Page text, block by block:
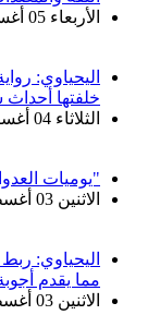
الأربعاء 05 أغسطس 2026
اليحياوي:
خلفتها أحداث
الثلاثاء 04 أغسطس 2026
"يوميات
الاثنين 03 أغسطس 2026
اليحياوي:
مما يقدم
الاثنين 03 أغسطس 2026